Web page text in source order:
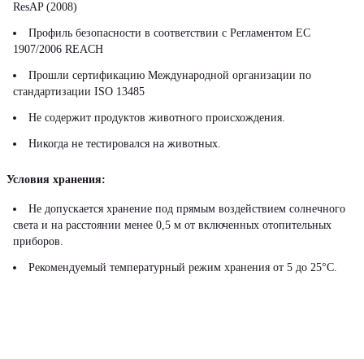
ResAP (2008)
Профиль безопасности в соответствии с Регламентом ЕС
1907/2006 REACH
Прошли сертификацию Международной организации по
стандартизации ISO 13485
Не содержит продуктов животного происхождения.
Никогда не тестировался на животных.
Условия хранения:
Не допускается хранение под прямым воздействием солнечного
света и на расстоянии менее 0,5 м от включенных отопительных
приборов.
Рекомендуемый температурный режим хранения от 5 до 25°С.